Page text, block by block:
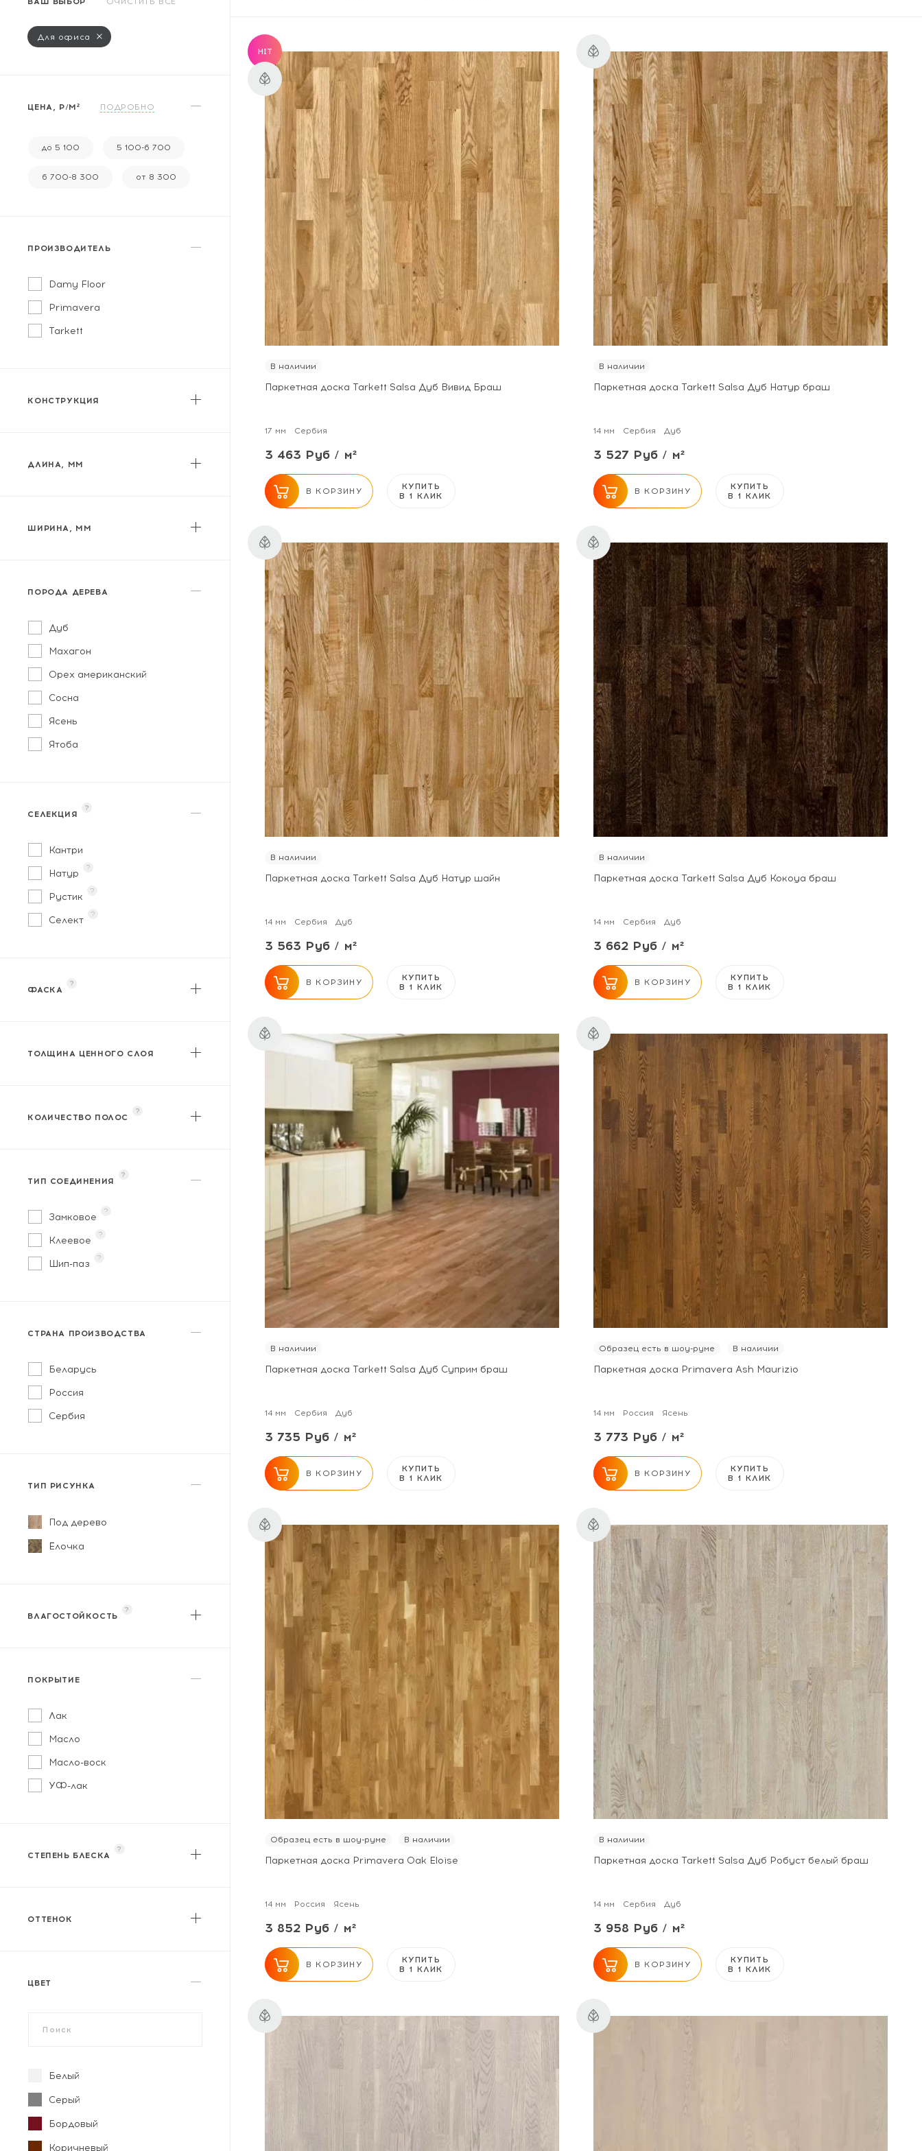
Массивная доска
Террасная доска
Отопительное оборудование
Бренды
Для офиса
ЦЕНА, Р/М² ПОДРОБНО
до 5 100 5 100-6 700
6 700-8 300 от 8 300
ПРОИЗВОДИТЕЛЬ
Damy Floor
Primavera
Tarkett
КОНСТРУКЦИЯ
ДЛИНА, ММ
ШИРИНА, ММ
ПОРОДА ДЕРЕВА
Дуб
Махагон
Орех американский
Сосна
Ясень
Ятоба
СЕЛЕКЦИЯ
?
Кантри
Натур
?
Рустик
?
Селект
?
ФАСКА
?
ТОЛЩИНА ЦЕННОГО СЛОЯ
КОЛИЧЕСТВО ПОЛОС
?
ТИП СОЕДИНЕНИЯ
?
Замковое
?
Клеевое
?
Шип-паз
?
СТРАНА ПРОИЗВОДСТВА
Беларусь
Россия
Сербия
ТИП РИСУНКА
Под дерево
Ёлочка
ВЛАГОСТОЙКОСТЬ
?
ПОКРЫТИЕ
Лак
Масло
Масло-воск
УФ-лак
СТЕПЕНЬ БЛЕСКА
?
ОТТЕНОК
Темный
ЦВЕТ
Белый
Серый
Бордовый
Коричневый
HIT
В наличии
Паркетная доска Tarkett Salsa Дуб Вивид Браш
17 мм Сербия
3 463 Руб / м²
В КОРЗИНУ
КУПИТЬ
В 1 КЛИК
В наличии
Паркетная доска Tarkett Salsa Дуб Натур браш
14 мм Сербия Дуб
3 527 Руб / м²
В КОРЗИНУ
КУПИТЬ
В 1 КЛИК
В наличии
Паркетная доска Tarkett Salsa Дуб Натур шайн
14 мм Сербия Дуб
3 563 Руб / м²
В КОРЗИНУ
КУПИТЬ
В 1 КЛИК
В наличии
Паркетная доска Tarkett Salsa Дуб Кокоуа браш
14 мм Сербия Дуб
3 662 Руб / м²
В КОРЗИНУ
КУПИТЬ
В 1 КЛИК
В наличии
Паркетная доска Tarkett Salsa Дуб Суприм браш
14 мм Сербия Дуб
3 735 Руб / м²
В КОРЗИНУ
КУПИТЬ
В 1 КЛИК
Образец есть в шоу-руме В наличии
Паркетная доска Primavera Ash Maurizio
14 мм Россия Ясень
3 773 Руб / м²
В КОРЗИНУ
КУПИТЬ
В 1 КЛИК
Образец есть в шоу-руме В наличии
Паркетная доска Primavera Oak Eloise
14 мм Россия Ясень
3 852 Руб / м²
В КОРЗИНУ
КУПИТЬ
В 1 КЛИК
В наличии
Паркетная доска Tarkett Salsa Дуб Робуст белый браш
14 мм Сербия Дуб
3 958 Руб / м²
В КОРЗИНУ
КУПИТЬ
В 1 КЛИК